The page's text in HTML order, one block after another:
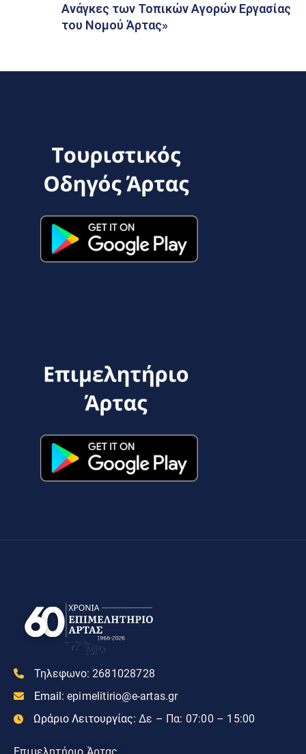
Ανάγκες των Τοπικών Αγορών Εργασίας
του Νομού Άρτας»
Τηλεφωνο: 2681028728
Email: epimelitirio@e-artas.gr
Ωράριο Λειτουργίας: Δε – Πα: 07:00 – 15:00